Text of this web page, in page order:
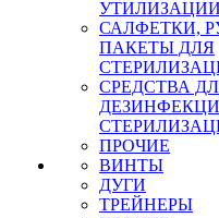
УТИЛИЗАЦИИ
САЛФЕТКИ,
ПАКЕТЫ ДЛЯ
СРЕДСТВА
ПРОЧИЕ
ВИНТЫ
ДУГИ
ТРЕЙНЕРЫ